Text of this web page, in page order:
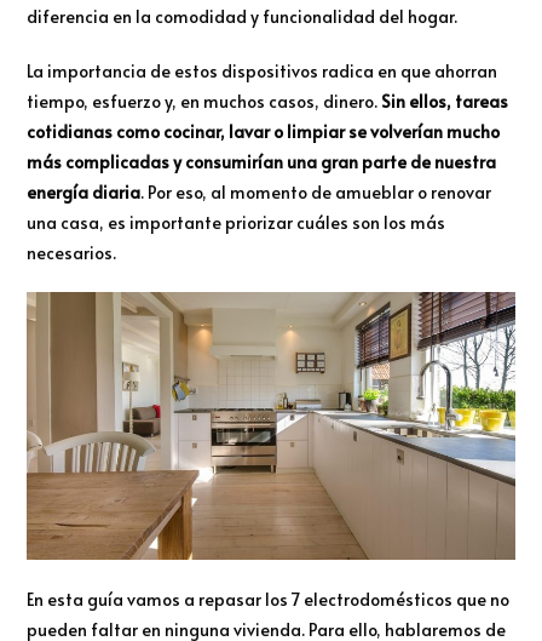
diferencia en la comodidad y funcionalidad del hogar.
La importancia de estos dispositivos radica en que ahorran
tiempo, esfuerzo y, en muchos casos, dinero. Sin ellos, tareas
cotidianas como cocinar, lavar o limpiar se volverían mucho
más complicadas y consumirían una gran parte de nuestra
energía diaria. Por eso, al momento de amueblar o renovar
una casa, es importante priorizar cuáles son los más
necesarios.
En esta guía vamos a repasar los 7 electrodomésticos que no
pueden faltar en ninguna vivienda. Para ello, hablaremos de